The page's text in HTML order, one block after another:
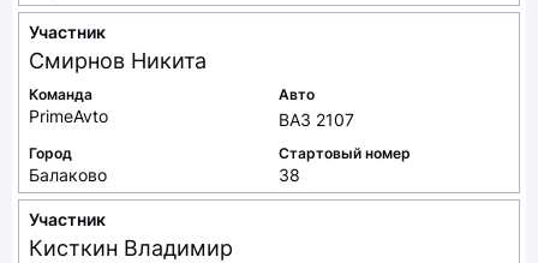
Участник
Смирнов Никита
Команда
PrimeAvto
Авто
ВАЗ 2107
Город
Балаково
Стартовый номер
38
Участник
Кисткин Владимир